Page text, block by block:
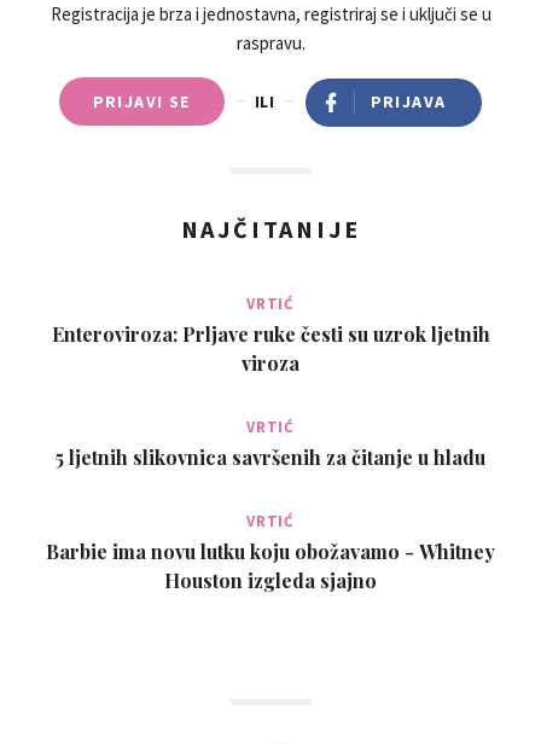
problems? Control your lover in the hands of Vashikaran?
Solving Bračni problem? Black magical spells? Black Magical
Woman? Lost Love Spells? Voodoo love spells? CONTACT-
Email dr.nosakhare@gmail.com you can also add it to Whats-
Registracija je brza i jednostavna, registriraj se i uključi se u
raspravu.
PRIJAVI SE ILI PRIJAVA
NAJČITANIJE
VRTIĆ
Enteroviroza: Prljave ruke česti su uzrok ljetnih
viroza
VRTIĆ
5 ljetnih slikovnica savršenih za čitanje u hladu
VRTIĆ
Barbie ima novu lutku koju obožavamo - Whitney
Houston izgleda sjajno